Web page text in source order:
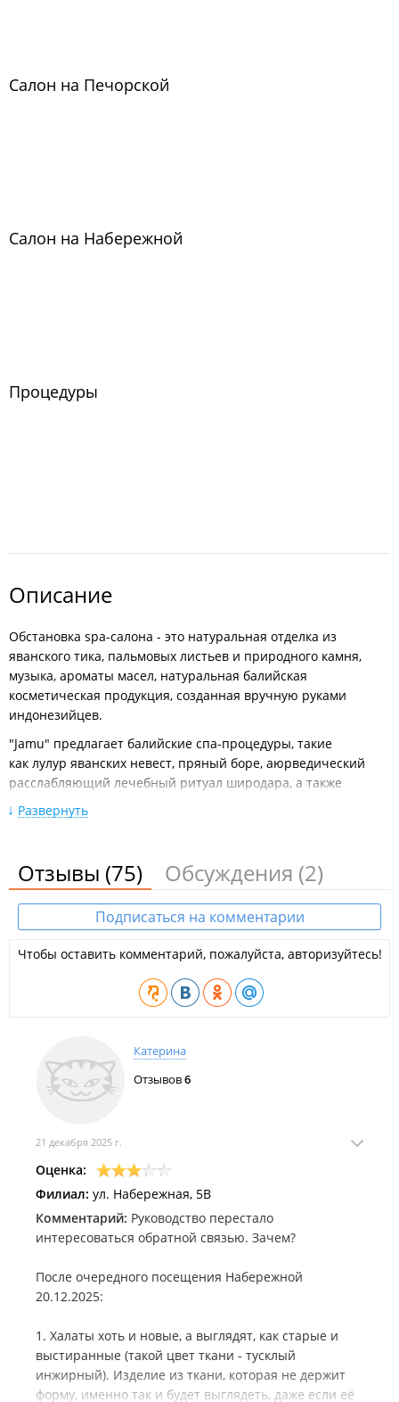
Салон на Печорской
Салон на Набережной
Процедуры
Описание
Обстановка spa-салона - это натуральная отделка из
яванского тика, пальмовых листьев и природного камня,
музыка, ароматы масел, натуральная балийская
косметическая продукция, созданная вручную руками
индонезийцев.
"Jamu" предлагает балийские спа-процедуры, такие
как лулур яванских невест, пряный боре, аюрведический
расслабляющий лечебный ритуал широдара, а также
различные виды массажа, выполняемые
профессиональными балийскими спа-терапевтами. Спа-
солью и ароматическими маслами или молочную ванну.
Jamu Rest.
Балийский спа-салон "Jamu Rest" находится на берегу бухты
Спа-салон "Jamu" предлагает:
Балийских мастеров;
10 видов массажей и спа-программ;
Экзотический балийский интерьер.
Есть подарочные сертификаты на любую сумму.
ООО "Джаму".
Развернуть
Отзывы (75) Обсуждения (2)
Подписаться на комментарии
Чтобы оставить комментарий, пожалуйста, авторизуйтесь!
Катерина
Отзывов6
21 декабря 2025 г.
Оценка:
Филиал: ул. Набережная, 5В
Комментарий: Руководство перестало
интересоваться обратной связью. Зачем?
После очередного посещения Набережной
20.12.2025:
1. Халаты хоть и новые, а выглядят, как старые и
выстиранные (такой цвет ткани - тусклый
инжирный). Изделие из ткани, которая не держит
форму, именно так и будет выглядеть, даже если её